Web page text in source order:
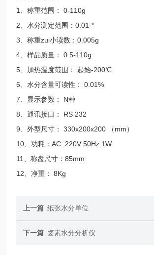
1、称重范围： 0-110g
2、水分测定范围：0.01-*
3、称重zui小读数：0.005g
4、样品质量： 0.5-110g
5、加热温度范围： 起始-200℃
6、水分含量可读性： 0.01%
7、显示参数： N种
8、通讯接口： RS 232
9、外型尺寸： 330x200x200 （mm）
10、功耗：AC 220V 50Hz 1W
11、称盘尺寸：85mm
12、净重： 8Kg
上一篇 纸张水分单位
下一篇 卤素水分分析仪